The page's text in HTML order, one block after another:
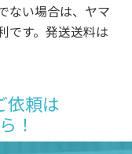
ない場合は、ヤマ
です。発送送料は
依頼は
！